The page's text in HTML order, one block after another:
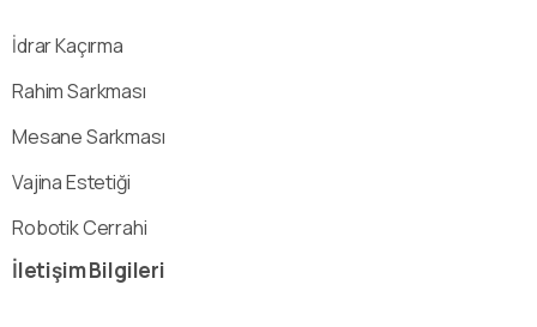
İdrar Kaçırma
Rahim Sarkması
Mesane Sarkması
Vajina Estetiği
Robotik Cerrahi
İletişimBilgileri